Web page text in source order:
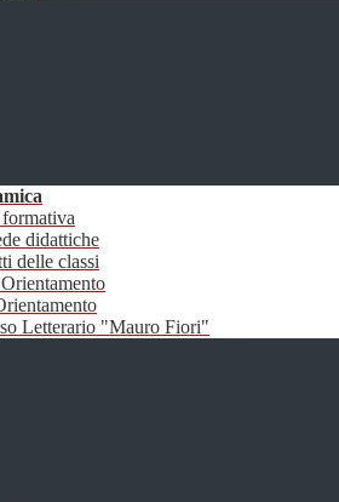
didattiche
delle classi
Letterario "Mauro Fiori"